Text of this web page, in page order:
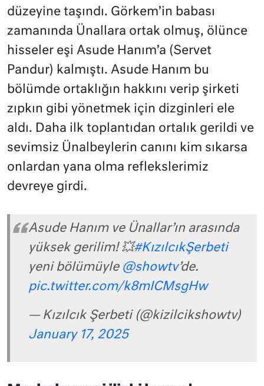
düzeyine taşındı. Görkem’in babası
zamanında Ünallara ortak olmuş, ölünce
hisseler eşi Asude Hanım’a (Servet
Pandur) kalmıştı. Asude Hanım bu
bölümde ortaklığın hakkını verip şirketi
zıpkın gibi yönetmek için dizginleri ele
aldı. Daha ilk toplantıdan ortalık gerildi ve
sevimsiz Ünalbeylerin canını kim sıkarsa
onlardan yana olma reflekslerimiz
devreye girdi.
Asude Hanım ve Ünallar’ın arasında
yüksek gerilim! 💥#KızılcıkŞerbeti
yeni bölümüyle @showtv’de.
pic.twitter.com/k8mICMsgHw
— Kızılcık Şerbeti (@kizilcikshowtv)
January 17, 2025